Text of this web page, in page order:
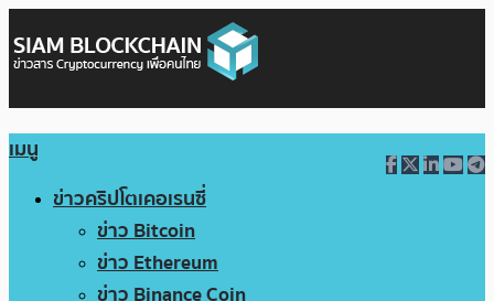
เมนู
ข่าวคริปโตเคอเรนซี่
ข่าว Bitcoin
ข่าว Ethereum